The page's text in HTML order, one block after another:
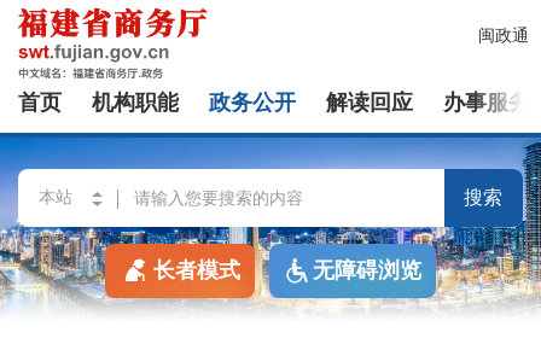
闽政通
首页 机构职能 政务公开 解读回应 办事服务
搜索
长者模式 无障碍浏览